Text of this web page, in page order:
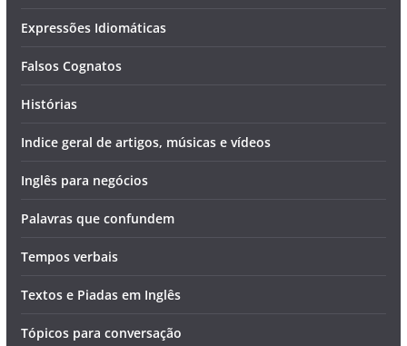
Expressões Idiomáticas
Falsos Cognatos
Histórias
Indice geral de artigos, músicas e vídeos
Inglês para negócios
Palavras que confundem
Tempos verbais
Textos e Piadas em Inglês
Tópicos para conversação